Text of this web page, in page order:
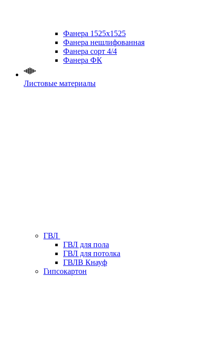
Фанера 1525х1525
Фанера нешлифованная
Фанера сорт 4/4
Фанера ФК
Листовые материалы
ГВЛ
ГВЛ для пола
ГВЛ для потолка
ГВЛВ Кнауф
Гипсокартон